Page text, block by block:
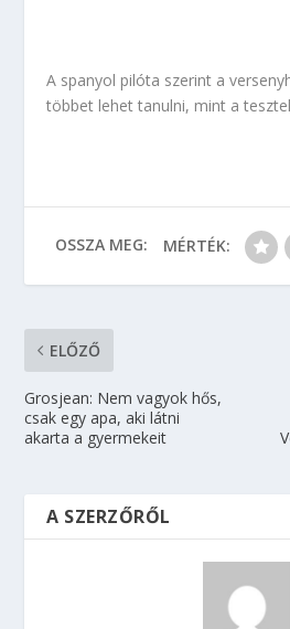
A spanyol pilóta szerint a
többet lehet tanulni, mint a
OSSZA MEG: MÉRTÉK:
ELŐZŐ
Grosjean: Nem vagyok hős,
csak egy apa, aki látni
akarta a gyermekeit
A SZERZŐRŐL